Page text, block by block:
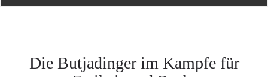
Die Butjadinger im Kampfe für